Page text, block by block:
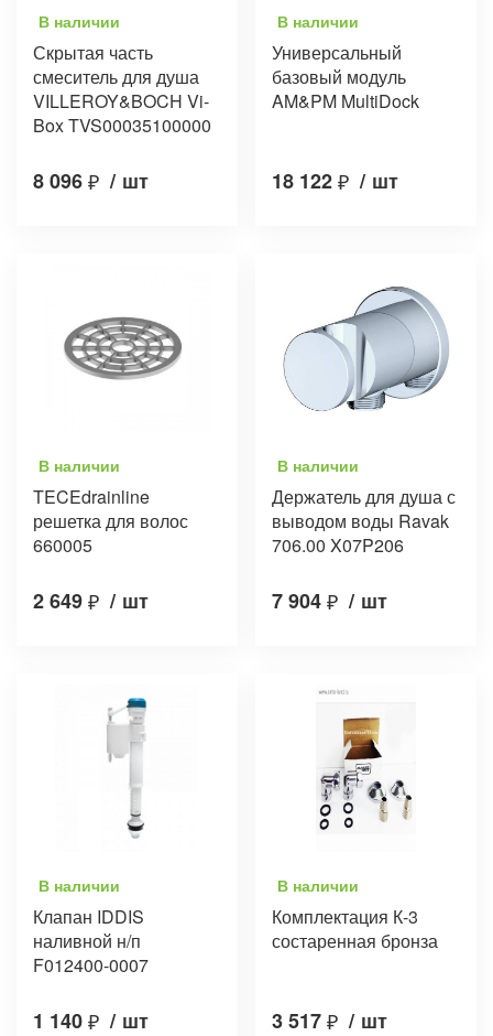
В наличии
Скрытая часть
смеситель для душа
VILLEROY&BOCH Vi-
Box TVS00035100000
8 096₽ / шт
В наличии
Универсальный
базовый модуль
AM&PM MultiDock
18 122₽ / шт
В наличии
TECEdrainline
решетка для волос
660005
2 649₽ / шт
В наличии
Держатель для душа с
выводом воды Ravak
706.00 X07P206
7 904₽ / шт
В наличии
Клапан IDDIS
наливной н/п
F012400-0007
1 140₽ / шт
В наличии
Комплектация К-3
состаренная бронза
3 517₽ / шт